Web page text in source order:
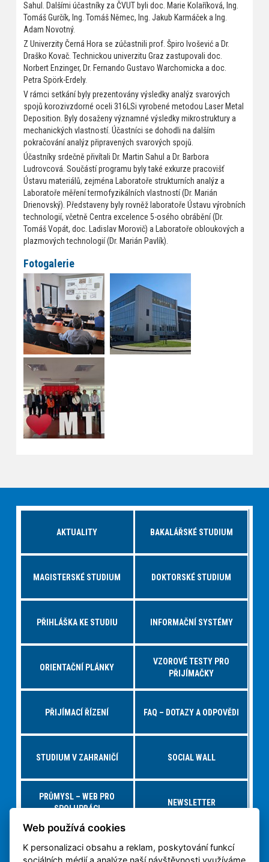
Sahul. Dalšími účastníky za ČVUT byli doc. Marie Kolaříková, Ing.
Tomáš Gurčík, Ing. Tomáš Němec, Ing. Jakub Karmáček a Ing.
Adam Novotný.
Z Univerzity Černá Hora se zúčastnili prof. Špiro Ivošević a Dr.
Draško Kovač. Technickou univerzitu Graz zastupovali doc.
Norbert Enzinger, Dr. Fernando Gustavo Warchomicka a doc.
Petra Spörk-Erdely.
V rámci setkání byly prezentovány výsledky analýz svarových
spojů korozivzdorné oceli 316LSi vyrobené metodou Laser Metal
Deposition. Byly dosaženy významné výsledky mikrostruktury a
mechanických vlastností. Účastníci se dohodli na dalším
pokračování analýz připravených svarových spojů.
Účastníky srdečně přivítali Dr. Martin Sahul a Dr. Barbora
Ludrovcová. Součástí programu byly také exkurze pracovišť
Ústavu materiálů, zejména Laboratoře strukturních analýz a
Laboratoře měření termofyzikálních vlastností (Dr. Marián
Drienovský). Představeny byly rovněž laboratoře Ústavu výrobních
technologií, včetně Centra excelence 5-osého obrábění (Dr.
Tomáš Vopát, doc. Ladislav Morovič) a Laboratoře obloukových a
plazmových technologií (Dr. Marián Pavlík).
Fotogalerie
AKTUALITY BAKALÁŘSKÉ STUDIUM
MAGISTERSKÉ STUDIUM DOKTORSKÉ STUDIUM
PŘIHLÁŠKA KE STUDIU INFORMAČNÍ SYSTÉMY
ORIENTAČNÍ PLÁNKY
VZOROVÉ TESTY PRO
PŘIJÍMAČKY
PŘIJÍMACÍ ŘÍZENÍ FAQ – DOTAZY A ODPOVĚDI
STUDIUM V ZAHRANIČÍ SOCIAL WALL
PRŮMYSL – WEB PRO
SPOLUPRÁCI
NEWSLETTER
NABÍDKY PRÁCE – JOBS FS VIRTUÁLNÍ PROHLÍDKA
Web používá cookies
K personalizaci obsahu a reklam, poskytování funkcí
sociálních médií a analýze naší návštěvnosti využíváme